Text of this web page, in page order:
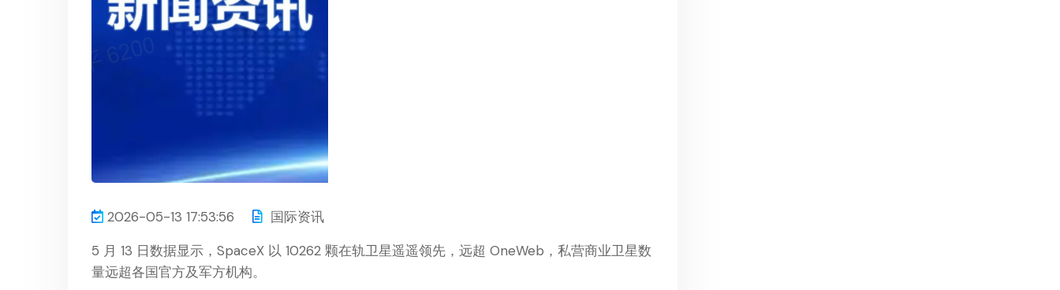
2026-05-13 17:53:56
国际资讯
5 月 13 日数据显示，SpaceX 以 10262 颗在轨卫星遥遥领先，远超 OneWeb，私营商业卫星数
量远超各国官方及军方机构。